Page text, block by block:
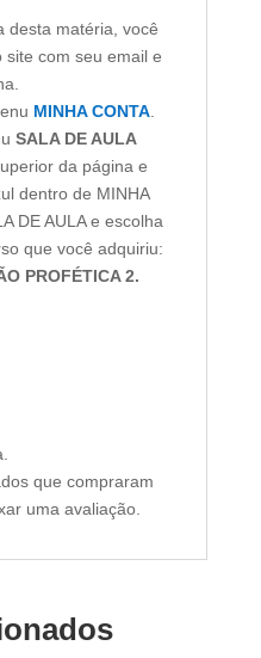
desta matéria, você
site com seu email e
MINHA CONTA.
SALA DE AULA
da página e
dentro de MINHA
DE AULA e escolha
que você adquiriu:
PROFÉTICA 2.
que compraram
uma avaliação.